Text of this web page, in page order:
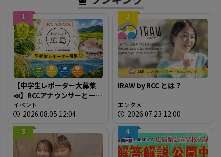
1
【中学生レポーター大募集
📣】RCCアナウンサーと一緒
に「広島の食」の現場を取
材しよう！
イベント
2026.08.05 12:04
2
IRAW by RCC とは？
エンタメ
2026.07.23 12:00
3
4